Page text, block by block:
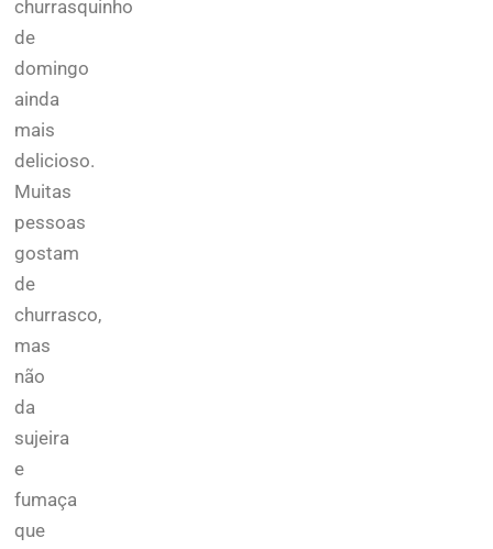
churrasquinho
de
domingo
ainda
mais
delicioso.
Muitas
pessoas
gostam
de
churrasco,
mas
não
da
sujeira
e
fumaça
que